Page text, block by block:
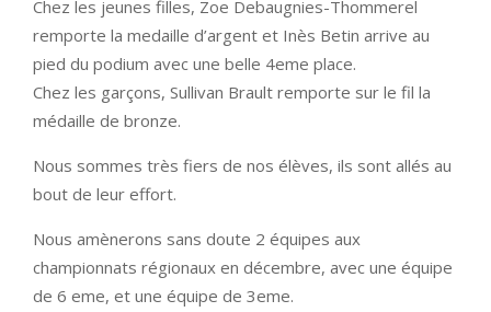
Chez les jeunes filles, Zoe Debaugnies-Thommerel
remporte la medaille d’argent et Inès Betin arrive au
pied du podium avec une belle 4eme place.
Chez les garçons, Sullivan Brault remporte sur le fil la
médaille de bronze.
Nous sommes très fiers de nos élèves, ils sont allés au
bout de leur effort.
Nous amènerons sans doute 2 équipes aux
championnats régionaux en décembre, avec une équipe
de 6 eme, et une équipe de 3eme.